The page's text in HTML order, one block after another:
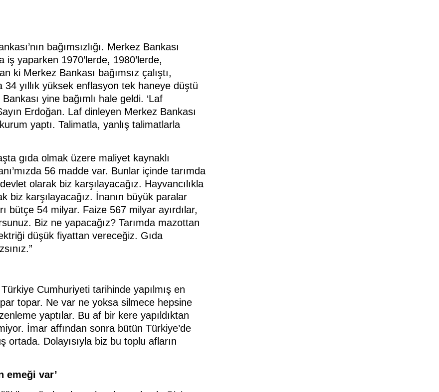
bağımsızlığı. Merkez Bankası
iş yaparken 1970’lerde, 1980’lerde,
ki Merkez Bankası bağımsız çalıştı,
yıllık yüksek enflasyon tek haneye düştü
yine bağımlı hale geldi. ‘Laf
Erdoğan. Laf dinleyen Merkez Bankası
yaptı. Talimatla, yanlış talimatlarla
gıda olmak üzere maliyet kaynaklı
56 madde var. Bunlar içinde tarımda
olarak biz karşılayacağız. Hayvancılıkla
biz karşılayacağız. İnanın büyük paralar
bütçe 54 milyar. Faize 567 milyar ayırdılar,
Biz ne yapacağız? Tarımda mazottan
düşük fiyattan vereceğiz. Gıda
Cumhuriyeti tarihinde yapılmış en
topar. Ne var ne yoksa silmece hepsine
yaptılar. Bu af bir kere yapıldıktan
İmar affından sonra bütün Türkiye’de
ortada. Dolayısıyla biz bu toplu afların
emeği var’